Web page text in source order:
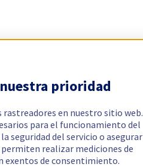
prioridad
en nuestro sitio web.
para el funcionamiento del
seguridad del servicio o asegurar
realizar mediciones de
exentos de consentimiento.